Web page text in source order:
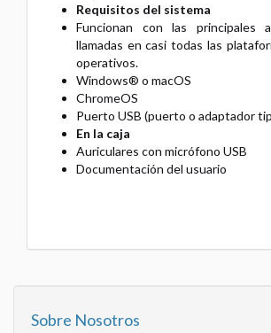
Requisitos del sistema
Funcionan con las principales
llamadas en casi todas las
operativos.
Windows® o macOS
ChromeOS
Puerto USB (puerto o adaptador
En la caja
Auriculares con micrófono USB
Documentación del usuario
Sobre Nosotros